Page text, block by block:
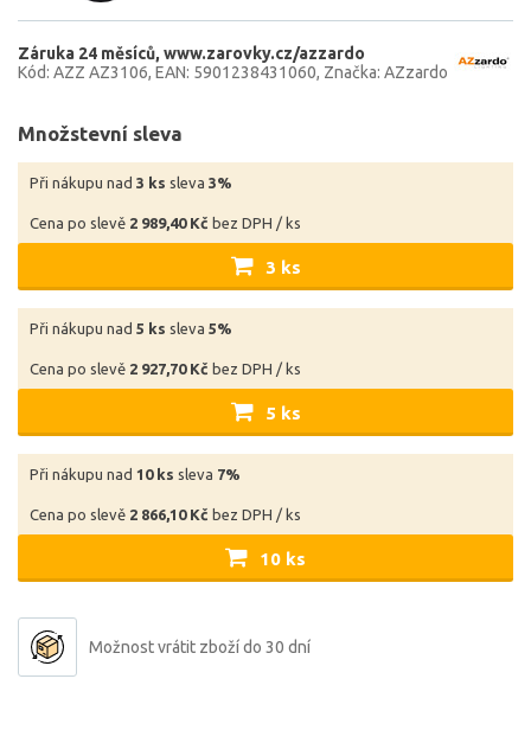
Záruka 24 měsíců www.zarovky.cz/azzardo
Kód: AZZ AZ3106 EAN: 5901238431060 Značka: AZzardo
Množstevní sleva
Při nákupu nad 3 ks sleva 3%
Cena po slevě 2 989,40 Kč bez DPH / ks
3 ks
Při nákupu nad 5 ks sleva 5%
Cena po slevě 2 927,70 Kč bez DPH / ks
5 ks
Při nákupu nad 10 ks sleva 7%
Cena po slevě 2 866,10 Kč bez DPH / ks
10 ks
Možnost vrátit zboží do 30 dní